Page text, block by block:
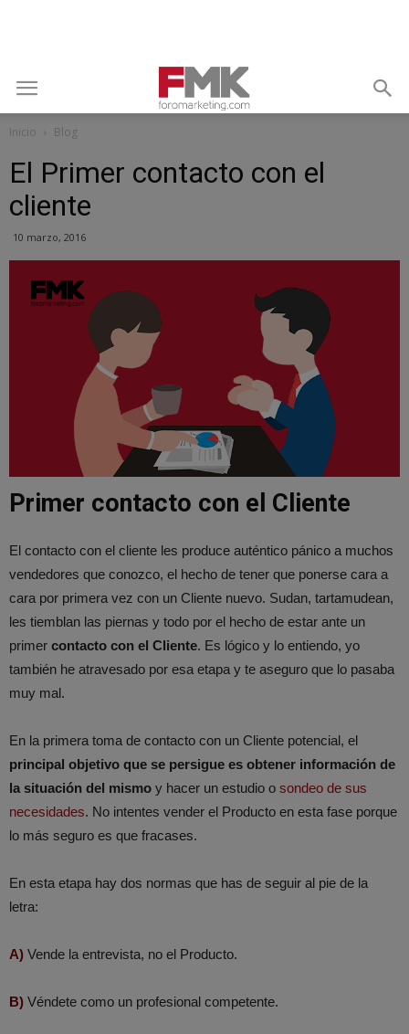
Inicio Blog
El Primer contacto con el
cliente
10 marzo, 2016
Primer contacto con el Cliente
El contacto con el cliente les produce auténtico pánico a muchos
vendedores que conozco, el hecho de tener que ponerse cara a
cara por primera vez con un Cliente nuevo. Sudan, tartamudean,
les tiemblan las piernas y todo por el hecho de estar ante un
primer contacto con el Cliente. Es lógico y lo entiendo, yo
también he atravesado por esa etapa y te aseguro que lo pasaba
muy mal.
En la primera toma de contacto con un Cliente potencial, el
principal objetivo que se persigue es obtener información de
la situación del mismo y hacer un estudio o sondeo de sus
necesidades. No intentes vender el Producto en esta fase porque
lo más seguro es que fracases.
En esta etapa hay dos normas que has de seguir al pie de la
letra:
A) Vende la entrevista, no el Producto.
B) Véndete como un profesional competente.